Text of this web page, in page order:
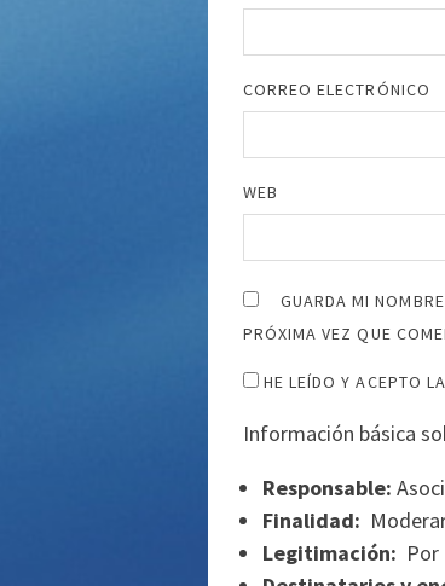
CORREO ELECTRÓNICO
WEB
GUARDA MI
PRÓXIMA VEZ QUE
HE LEÍDO Y ACEPTO
Información básica
Responsable:
Finalidad:
Legitimación: